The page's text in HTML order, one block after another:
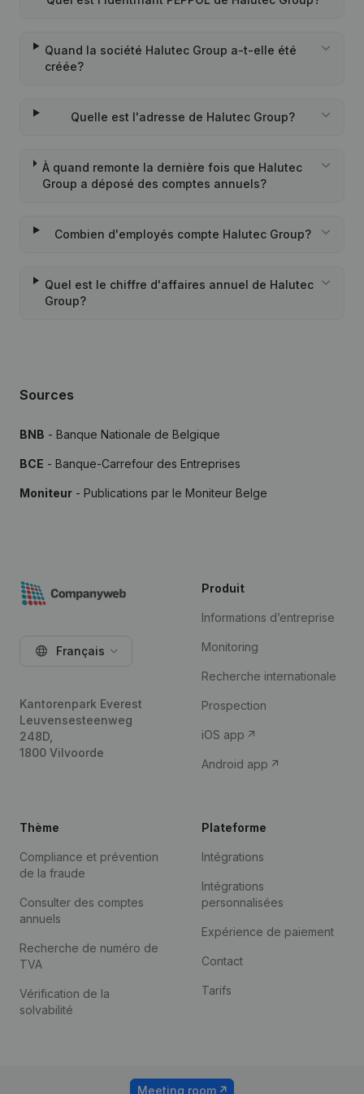
Quand la société Halutec Group a-t-elle été
créée?
Quelle est l'adresse de Halutec Group?
À quand remonte la dernière fois que Halutec
Group a déposé des comptes annuels?
Combien d'employés compte Halutec Group?
Quel est le chiffre d'affaires annuel de Halutec
Group?
Sources
BNB - Banque Nationale de Belgique
BCE - Banque-Carrefour des Entreprises
Moniteur - Publications par le Moniteur Belge
Français
Kantorenpark Everest
Leuvensesteenweg
248D,
1800 Vilvoorde
Produit
Informations d’entreprise
Monitoring
Recherche internationale
Prospection
iOS app
Android app
Thème
Compliance et prévention
de la fraude
Consulter des comptes
annuels
Recherche de numéro de
TVA
Vérification de la
solvabilité
Plateforme
Intégrations
Intégrations
personnalisées
Expérience de paiement
Contact
Tarifs
Meeting room